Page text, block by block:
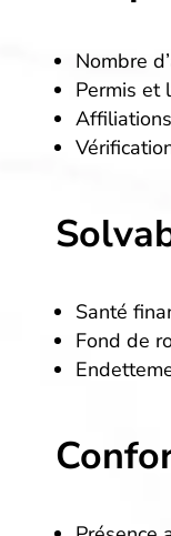
Nombre
Permis et
Santé
Fond de